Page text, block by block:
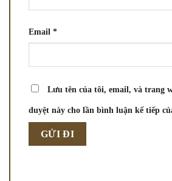
Email *
Lưu tên của tôi, email, và trang
duyệt này cho lần bình luận kế tiếp